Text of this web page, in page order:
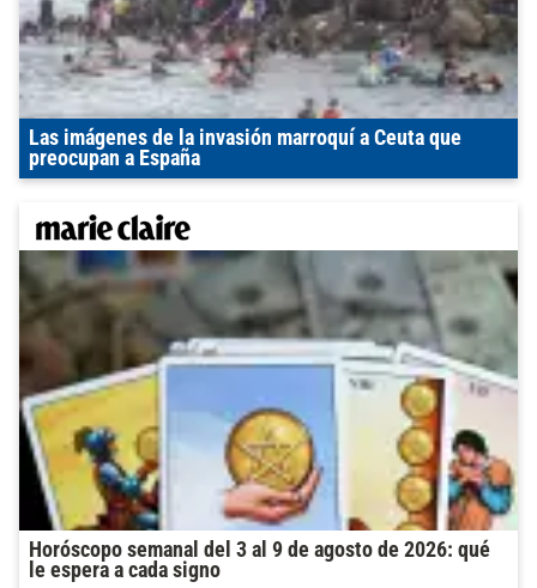
Las imágenes de la invasión marroquí a Ceuta que
preocupan a España
Horóscopo semanal del 3 al 9 de agosto de 2026: qué
le espera a cada signo